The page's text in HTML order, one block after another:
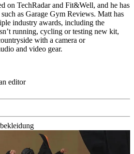
on TechRadar and Fit&Well, and he has
as Garage Gym Reviews. Matt has
industry awards, including the
running, cycling or testing new kit,
with a camera or
and video gear.
editor